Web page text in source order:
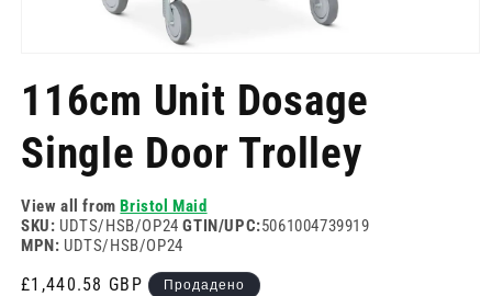
1
режим
116cm Unit Dosage
Single Door Trolley
View all fromBristol Maid
SKU: UDTS/HSB/OP24GTIN/UPC:5061004739919
MPN: UDTS/HSB/OP24
Редовна
£1,440.58 GBP Продадено